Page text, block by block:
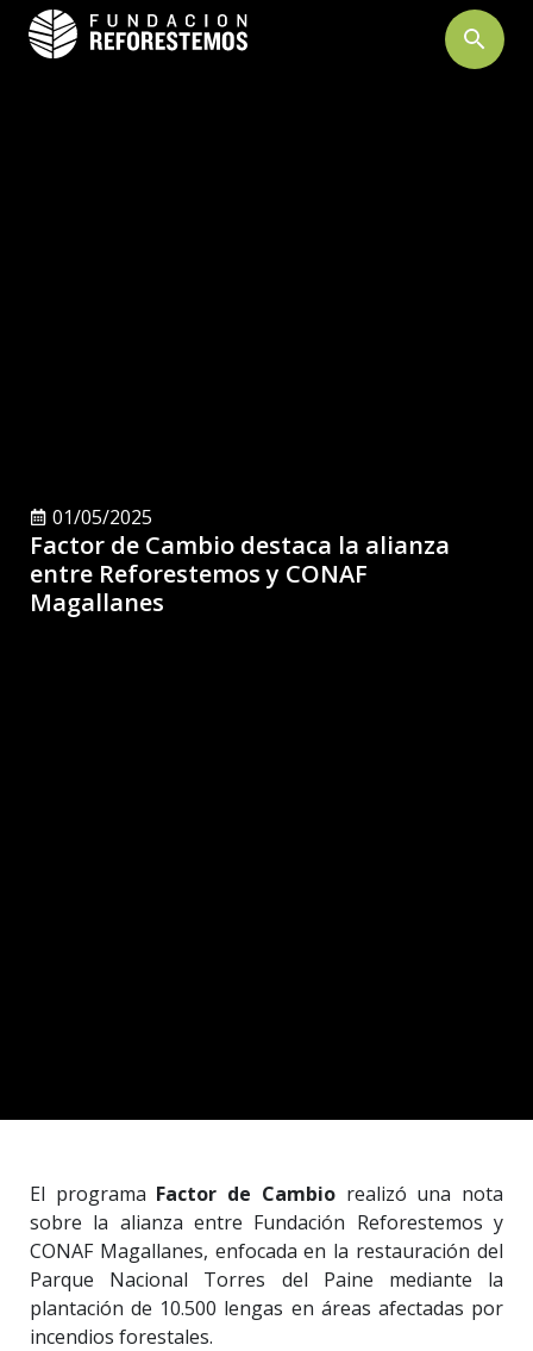
search
01/05/2025
Factor de Cambio destaca la alianza
entre Reforestemos y CONAF
Magallanes
El programa Factor de Cambiorealizó una nota
sobre la alianza entre Fundación Reforestemos y
CONAF Magallanes, enfocada en la restauración del
Parque Nacional Torres del Paine mediante la
plantación de 10.500 lengas en áreas afectadas por
incendios forestales.